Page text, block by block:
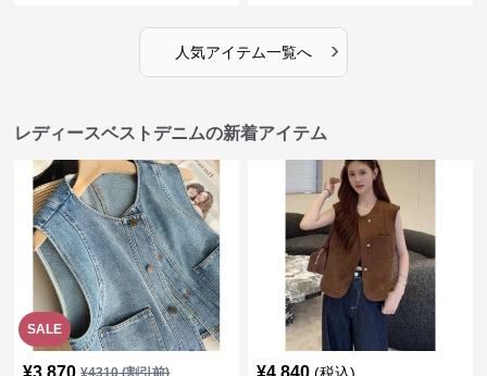
人気アイテム一覧へ ›
レディースベストデニムの新着アイテム
SALE
¥3,870 ¥4310(割引前) ¥4,840